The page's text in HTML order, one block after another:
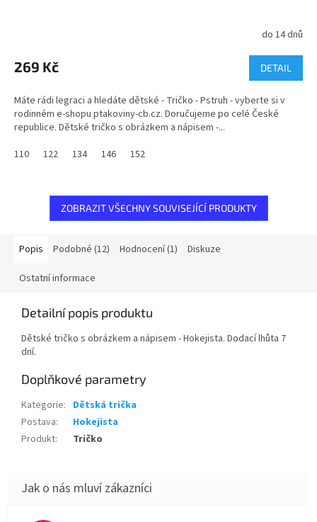
do 14 dnů
269 Kč DETAIL
Máte rádi legraci a hledáte dětské - Tričko - Pstruh - vyberte si v
rodinném e-shopu ptakoviny-cb.cz. Doručujeme po celé České
republice. Dětské tričko s obrázkem a nápisem -...
110
122 134 146 152
ZOBRAZIT VŠECHNY SOUVISEJÍCÍ PRODUKTY
Popis Podobné (12) Hodnocení (1) Diskuze
Ostatní informace
Detailní popis produktu
Dětské tričko s obrázkem a nápisem - Hokejista. Dodací lhůta 7
dní.
Doplňkové parametry
Kategorie: Dětská trička
Postava:
Hokejista
Produkt: Tričko